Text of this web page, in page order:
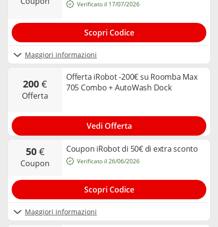
Maggiori informazioni
Verificato il 17/07/2026
Scopri Codice
200€
offerta
Offerta iRobot -200€ su Roomba Max
705 Combo + AutoWash Dock
Vedi Offerta
50€
coupon
Coupon iRobot di 50€ di extra sconto
Maggiori informazioni
Verificato il 26/06/2026
Scopri Codice